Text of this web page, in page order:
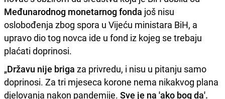
Međunarodnog monetarnog fonda još nisu
oslobođenja zbog spora u Vijeću ministara BiH, a
upravo dio tog novca ide u fond iz kojeg se trebaju
plaćati doprinosi.
„Državu nije briga za privredu, i nisu u pitanju samo
doprinosi. Za tri mjeseca korone nema nikakvog plana
djelovanja nakon pandemije. Sve je na 'ako bog da'.